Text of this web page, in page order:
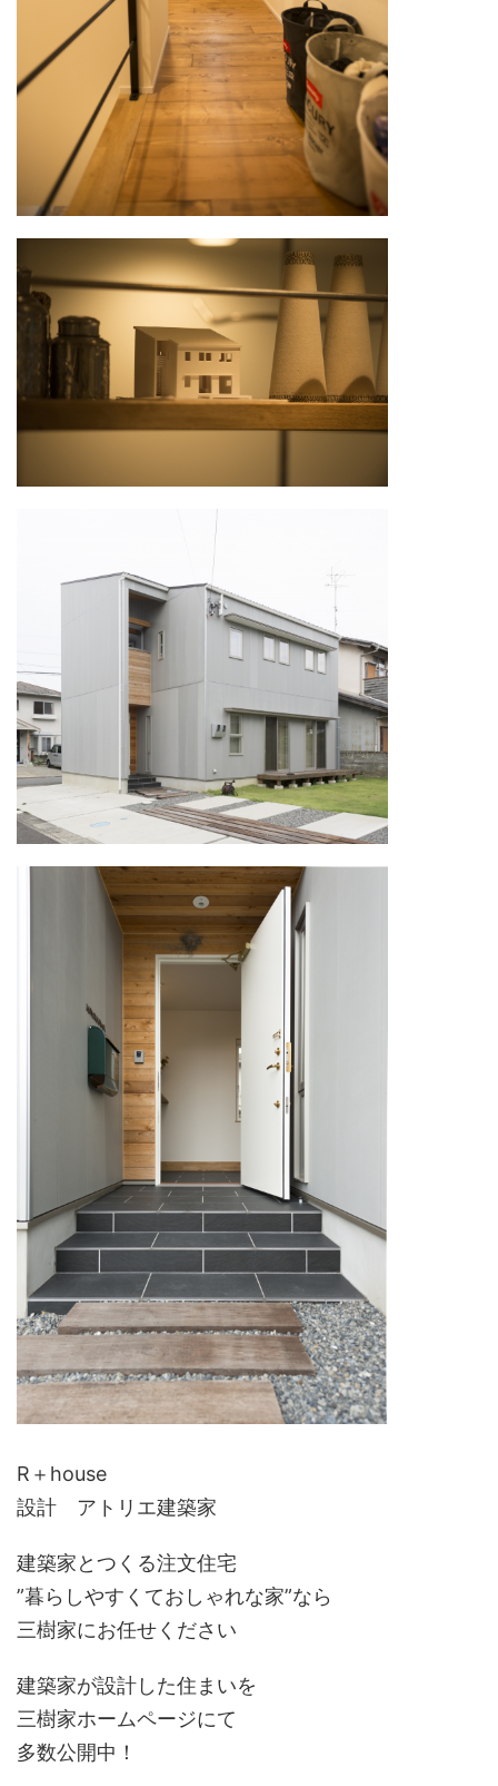
R＋house
設計 アトリエ建築家
建築家とつくる注文住宅
”暮らしやすくておしゃれな家”なら
三樹家にお任せください
建築家が設計した住まいを
三樹家ホームページにて
多数公開中！